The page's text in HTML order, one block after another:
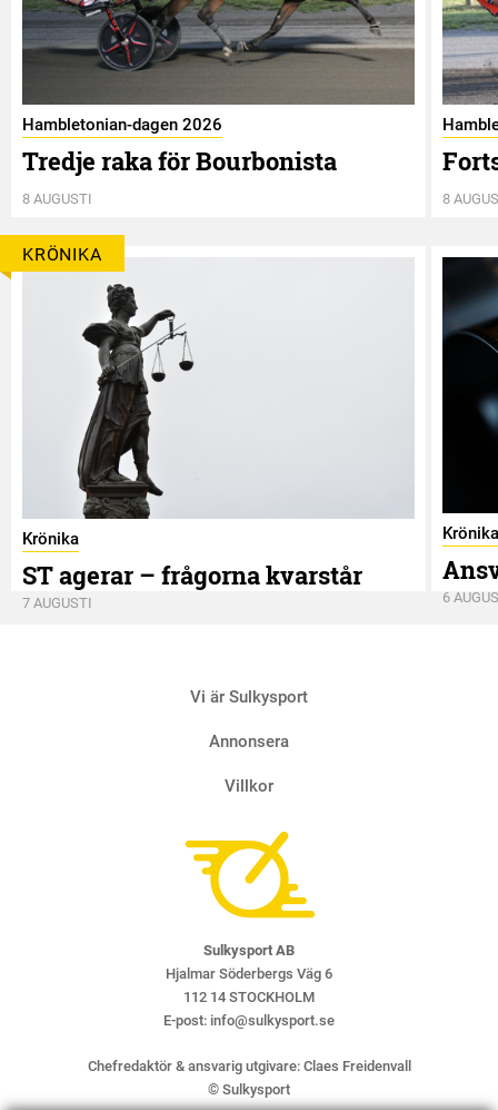
Hambletonian-dagen 2026
Tredje raka för Bourbonista
8 AUGUSTI 8
KRÖNIKA
Krönika
ST agerar – frågorna kvarstår
7 AUGUSTI
Krönika
6
Vi är Sulkysport
Annonsera
Villkor
Sulkysport AB
Hjalmar Söderbergs Väg 6
112 14 STOCKHOLM
E-post: info@sulkysport.se
Chefredaktör & ansvarig utgivare: Claes Freidenvall
© Sulkysport